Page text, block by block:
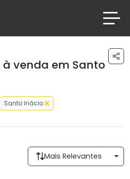
à venda em Santo
Santo Inácio
Mais Relevantes